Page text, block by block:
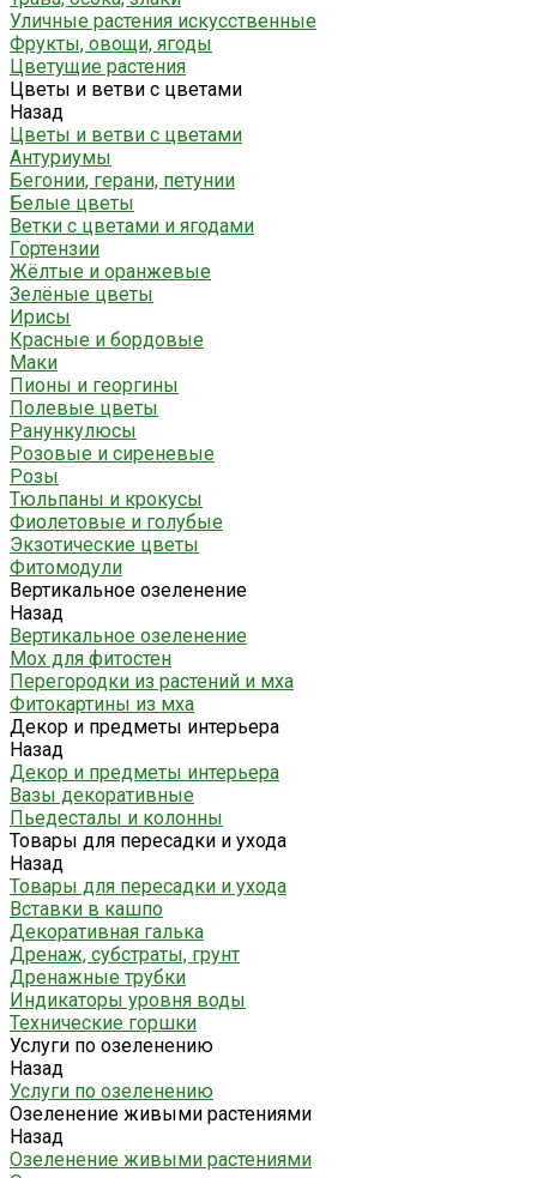
Уличные растения искусственные
Фрукты, овощи, ягоды
Цветущие растения
Цветы и ветви с цветами
Назад
Цветы и ветви с цветами
Антуриумы
Бегонии, герани, петунии
Белые цветы
Ветки с цветами и ягодами
Гортензии
Жёлтые и оранжевые
Зелёные цветы
Ирисы
Красные и бордовые
Маки
Пионы и георгины
Полевые цветы
Ранункулюсы
Розовые и сиреневые
Розы
Тюльпаны и крокусы
Фиолетовые и голубые
Экзотические цветы
Фитомодули
Вертикальное озеленение
Назад
Вертикальное озеленение
Мох для фитостен
Перегородки из растений и мха
Фитокартины из мха
Декор и предметы интерьера
Назад
Декор и предметы интерьера
Вазы декоративные
Пьедесталы и колонны
Товары для пересадки и ухода
Назад
Товары для пересадки и ухода
Вставки в кашпо
Декоративная галька
Дренаж, субстраты, грунт
Дренажные трубки
Индикаторы уровня воды
Технические горшки
Услуги по озеленению
Назад
Услуги по озеленению
Озеленение живыми растениями
Назад
Озеленение живыми растениями